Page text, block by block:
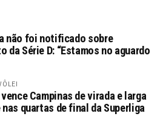
não foi notificado sobre
da Série D: “Estamos no aguardo
Campinas de virada e larga
quartas de final da Superliga